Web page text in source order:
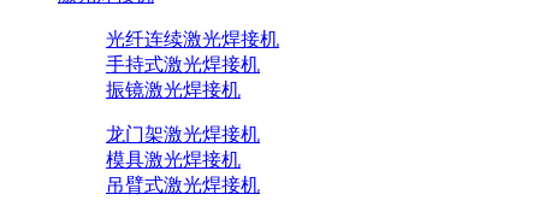
光纤连续激光焊接机
手持式激光焊接机
振镜激光焊接机
龙门架激光焊接机
模具激光焊接机
吊臂式激光焊接机